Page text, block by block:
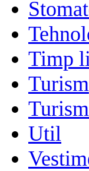
Timp
Turism
Util